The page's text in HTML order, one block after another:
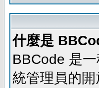
什麼是
BBCode 是
統管理員的